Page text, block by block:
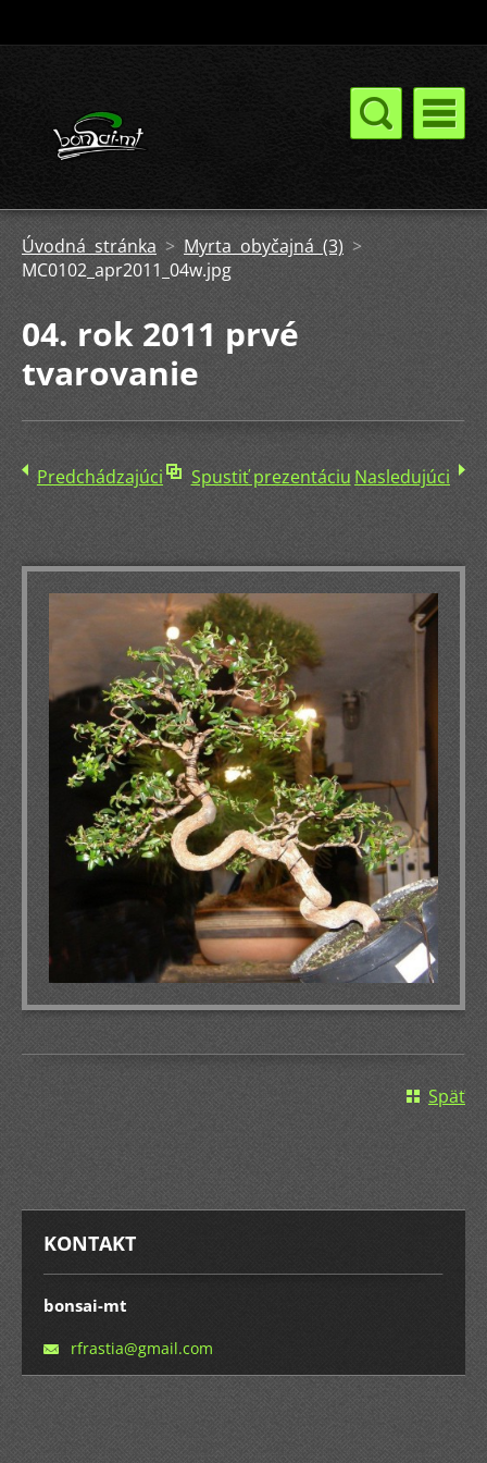
Úvodná stránka > Myrta obyčajná (3) >
MC0102_apr2011_04w.jpg
04. rok 2011 prvé
tvarovanie
Predchádzajúci Spustiť prezentáciu Nasledujúci
Späť
KONTAKT
bonsai-mt
rfrastia@gmail.com